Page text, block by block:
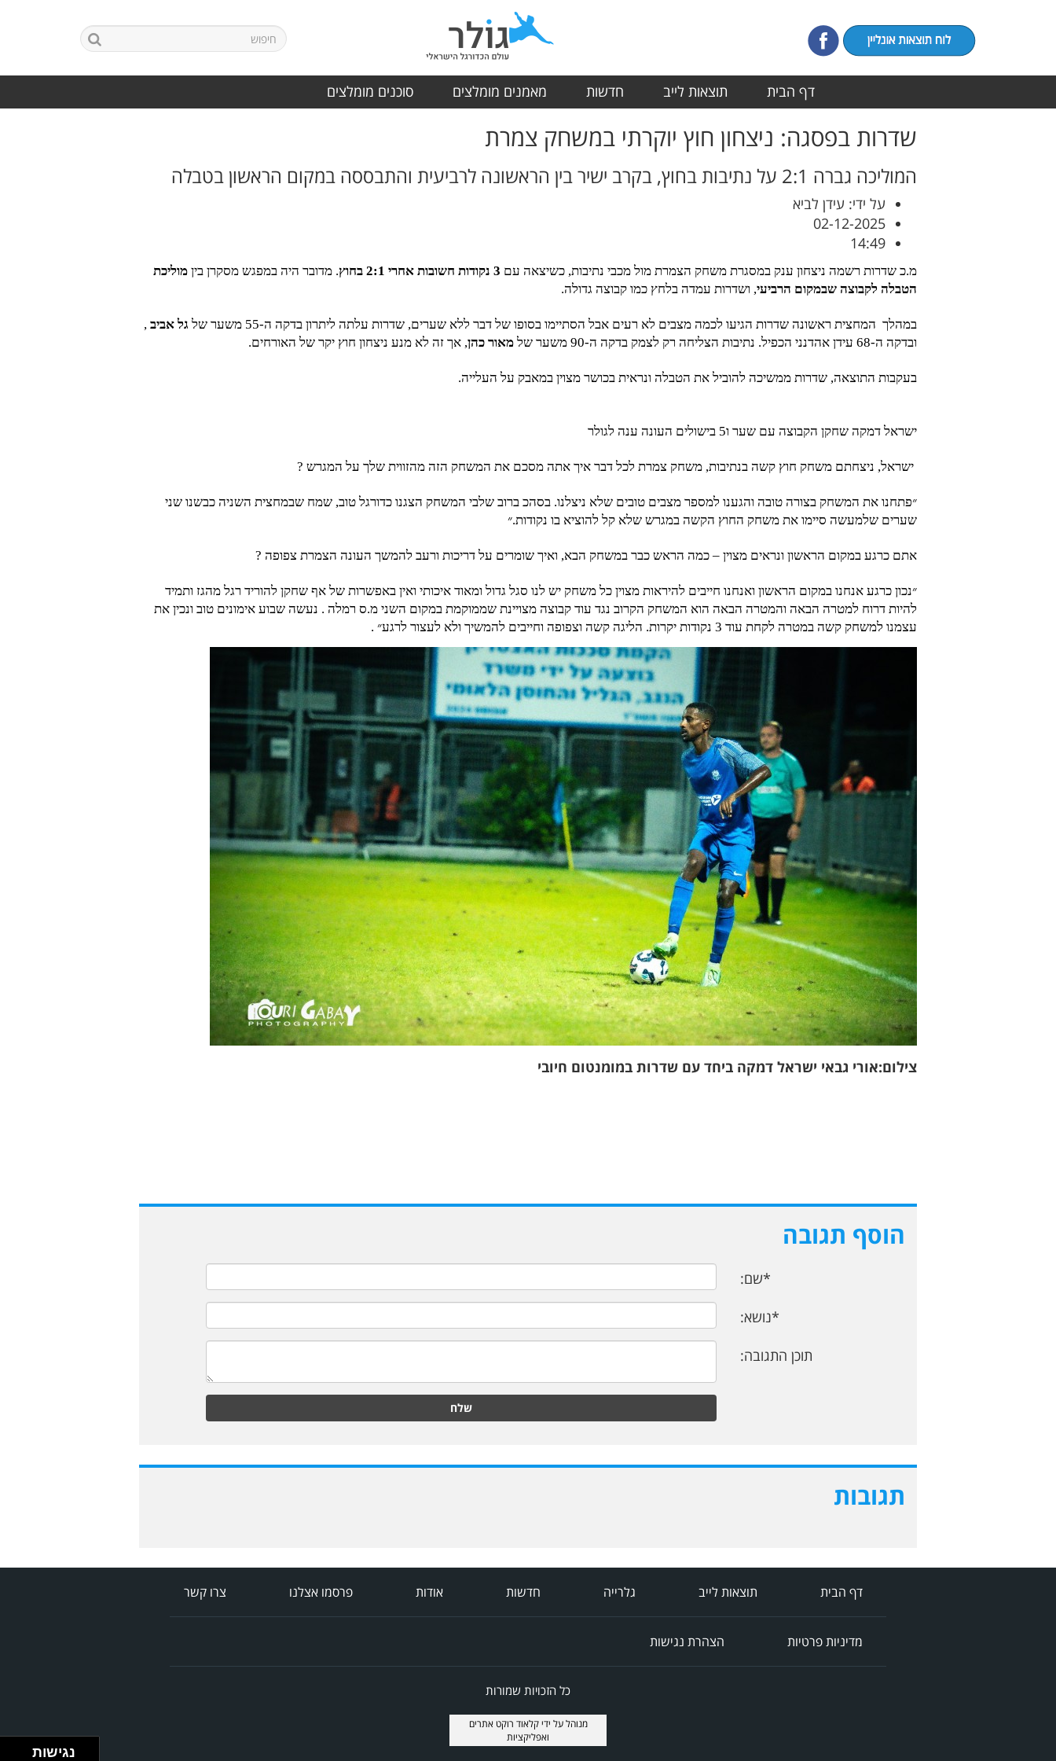
דף הבית תוצאות לייב חדשות מאמנים מומלצים סוכנים מומלצים
שדרות בפסגה: ניצחון חוץ יוקרתי במשחק צמרת
המוליכה גברה 2:1 על נתיבות בחוץ, בקרב ישיר בין הראשונה לרביעית והתבססה במקום הראשון בטבלה
על ידי: עידן לביא
02-12-2025
14:49
מ.כ שדרות רשמה ניצחון ענק במסגרת משחק הצמרת מול מכבי נתיבות, כשיצאה עם 3 נקודות חשובות אחרי 2:1 בחוץ . מדובר היה במפגש מסקרן בין מוליכת
הטבלה לקבוצה שבמקום הרביעי, ושדרות עמדה בלחץ כמו קבוצה גדולה.
במהלך המחצית ראשונה שדרות הגיעו לכמה מצבים לא רעים אבל הסתיימו בסופו של דבר ללא שערים, שדרות עלתה ליתרון בדקה ה-55 משער של גל אביב ,
ובדקה ה-68 עידן אהדנני הכפיל. נתיבות הצליחה רק לצמק בדקה ה-90 משער של
מאור כהן, אך זה לא מנע ניצחון חוץ יקר של האורחים.
בעקבות התוצאה, שדרות ממשיכה להוביל את הטבלה ונראית בכושר מצוין במאבק על העלייה.
ישראל דמקה שחקן הקבוצה עם שער ו5 בישולים העונה ענה לגולר
ישראל, ניצחתם משחק חוץ קשה בנתיבות, משחק צמרת לכל דבר איך אתה מסכם את המשחק הזה מהזווית שלך על המגרש ?
״פתחנו את המשחק בצורה טובה והגענו למספר מצבים טובים שלא ניצלנו. בסהכ ברוב שלבי המשחק הצגנו כדורגל טוב, שמח שבמחצית השניה כבשנו שני
שערים שלמעשה סיימו את משחק החוץ הקשה במגרש שלא קל להוציא בו נקודות.״
אתם כרגע במקום הראשון ונראים מצוין – כמה הראש כבר במשחק הבא, ואיך שומרים על דריכות ורעב להמשך העונה הצמרת צפופה ?
״נכון כרגע אנחנו במקום הראשון ואנחנו חייבים להיראות מצוין כל משחק יש לנו סגל גדול ומאוד איכותי ואין באפשרות של אף שחקן להוריד רגל מהגז ותמיד
להיות דרוח למטרה הבאה והמטרה הבאה הוא המשחק הקרוב נגד עוד קבוצה מצויינת שממוקמת במקום השני מ.ס רמלה . נעשה שבוע אימונים טוב ונכין את
עצמנו למשחק קשה במטרה לקחת עוד 3 נקודות יקרות. הליגה קשה וצפופה וחייבים להמשיך ולא לעצור לרגע״ .
צילום:אורי גבאי ישראל דמקה ביחד עם שדרות במומנטום חיובי
הוסף תגובה
*שם:
*נושא:
תוכן התגובה:
שלח
תגובות
דף הבית תוצאות לייב גלרייה חדשות אודות פרסמו אצלנו צרו קשר
מדיניות פרטיות הצהרת נגישות
כל הזכויות שמורות
מנוהל על ידיקלאוד רוקט אתרים
ואפליקציות
נגישות